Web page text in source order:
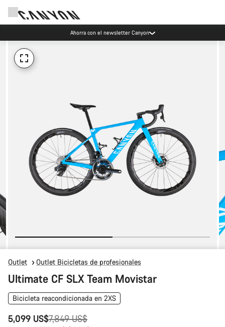
Ahorra con el newsletter Canyon
Outlet Outlet Bicicletas de profesionales
Ultimate CF SLX Team Movistar
Bicicleta reacondicionada en 2XS
5,099 US$
Precio
7,849 US$